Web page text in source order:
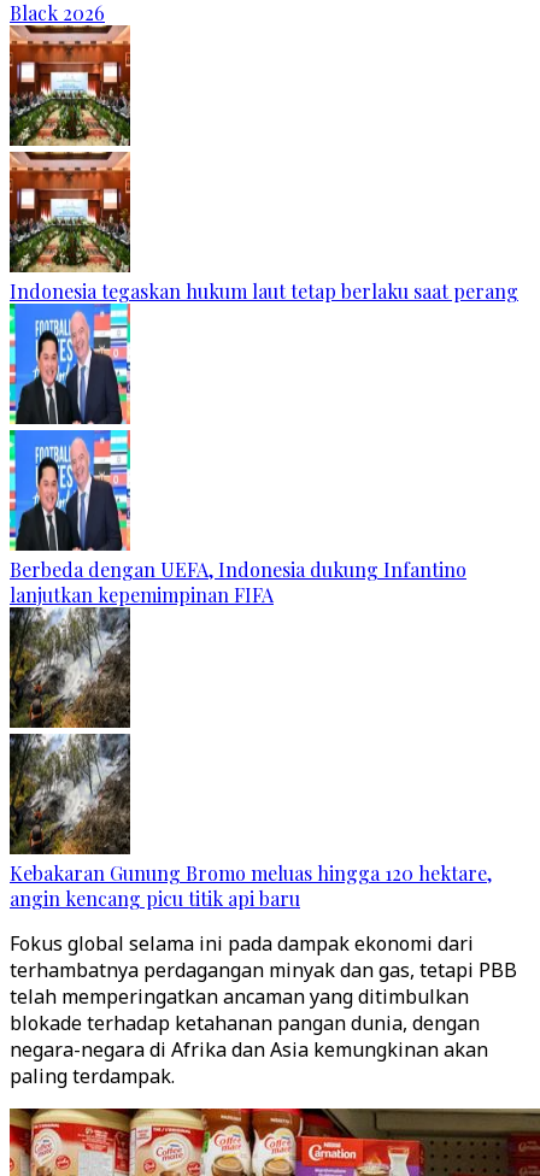
Black 2026
Indonesia tegaskan hukum laut tetap berlaku saat perang
Berbeda dengan UEFA, Indonesia dukung Infantino
lanjutkan kepemimpinan FIFA
Kebakaran Gunung Bromo meluas hingga 120 hektare,
angin kencang picu titik api baru
Fokus global selama ini pada dampak ekonomi dari
terhambatnya perdagangan minyak dan gas, tetapi PBB
telah memperingatkan ancaman yang ditimbulkan
blokade terhadap ketahanan pangan dunia, dengan
negara-negara di Afrika dan Asia kemungkinan akan
paling terdampak.